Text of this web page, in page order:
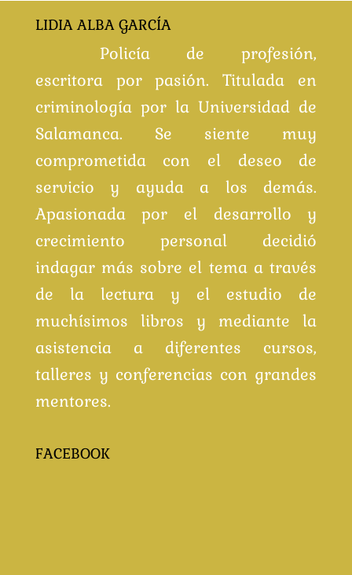
LIDIA ALBA GARCÍA
Policía de profesión,
escritora por pasión. Titulada en
criminología por la Universidad de
Salamanca. Se siente muy
comprometida con el deseo de
servicio y ayuda a los demás.
Apasionada por el desarrollo y
crecimiento personal decidió
indagar más sobre el tema a través
de la lectura y el estudio de
muchísimos libros y mediante la
asistencia a diferentes cursos,
talleres y conferencias con grandes
mentores.
FACEBOOK